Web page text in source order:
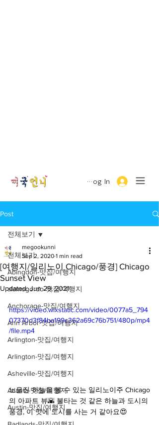
Log In
Post
전체보기
Abingdon-맛집/여행지
alamogordo-맛집/여행지
Anchorage-맛집/여행지
Ann Arbor-맛집/여행지
Arlington-맛집/여행지
Arlington-맛집/여행지
Asheville-맛집/여행지
Atlanta-맛집/여행지
Austin-맛집/여행지
전체보기
[여행지/일리노이 Chicago/풍경] Chicago
Sunset View
megookunni
Sep 2, 2020 1 min read
Updated:Jun 29, 2021
https://video.wixstatic.com/video/0077a5_794
07370d3f84ba199c362a69c76b751/480p/mp4
/file.mp4
노을진 하늘을 볼 수 있는 일리노이주 Chicago
의 아파트 뷰🌇 불타는 것 같은 하늘과 도시의
풍경, 이 맛에 도시를 사는 거 같아요😍